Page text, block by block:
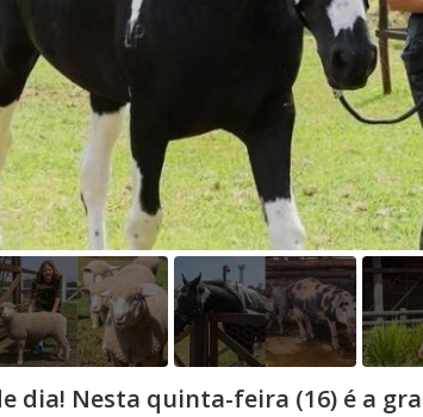
dia! Nesta quinta-feira (16) é a